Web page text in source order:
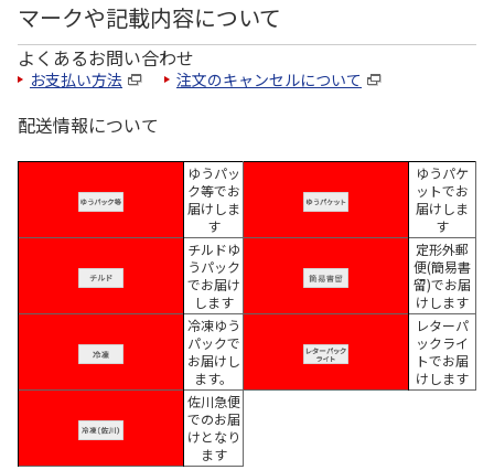
マークや記載内容について
よくあるお問い合わせ
お支払い方法 注文のキャンセルについて
配送情報について
ゆうパッ
ク等でお
届けしま
す
ゆうパケ
ットでお
届けしま
す
チルドゆ
うパック
でお届け
します
定形外郵
便(簡易書
留)でお届
けします
冷凍ゆう
パックで
お届けし
ます。
レターパ
ックライ
トでお届
けします
佐川急便
でのお届
けとなり
ます